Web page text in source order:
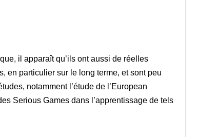
il apparaît qu’ils ont aussi de réelles
en particulier sur le long terme, et sont peu
notamment l’étude de l’European
Serious Games dans l’apprentissage de tels